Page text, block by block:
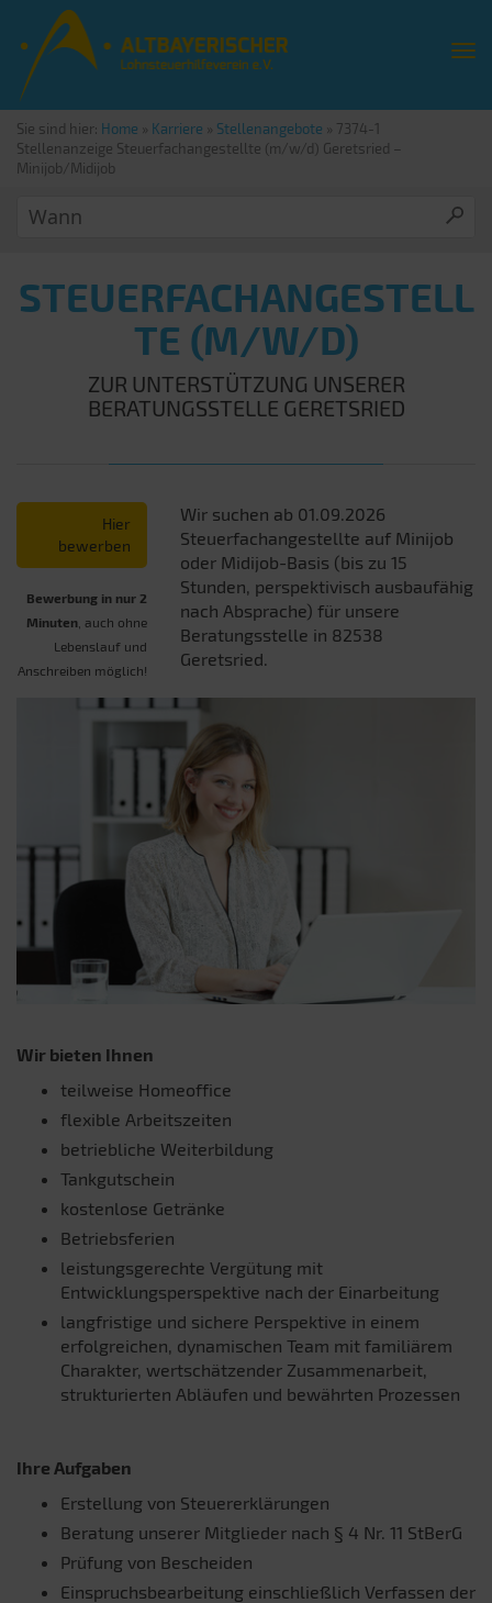
Sie sind hier: Home » Karriere » Stellenangebote » 7374-1
Stellenanzeige Steuerfachangestellte (m/w/d) Geretsried –
Minijob/Midijob
STEUERFACHANGESTELL
TE (M/W/D)
ZUR UNTERSTÜTZUNG UNSERER
BERATUNGSSTELLE GERETSRIED
Hier
bewerben
Bewerbung in nur 2
Minuten , auch ohne
Lebenslauf und
Anschreiben möglich!
Wir suchen ab 01.09.2026
Steuerfachangestellte auf Minijob
oder Midijob-Basis (bis zu 15
Stunden, perspektivisch ausbaufähig
nach Absprache) für unsere
Beratungsstelle in 82538
Geretsried.
Wir bieten Ihnen
teilweise Homeoffice
flexible Arbeitszeiten
betriebliche Weiterbildung
Tankgutschein
kostenlose Getränke
Betriebsferien
leistungsgerechte Vergütung mit
Entwicklungsperspektive nach der Einarbeitung
langfristige und sichere Perspektive in einem
erfolgreichen, dynamischen Team mit familiärem
Charakter, wertschätzender Zusammenarbeit,
strukturierten Abläufen und bewährten Prozessen
Ihre Aufgaben
Erstellung von Steuererklärungen
Beratung unserer Mitglieder nach § 4 Nr. 11 StBerG
Prüfung von Bescheiden
Einspruchsbearbeitung einschließlich Verfassen der